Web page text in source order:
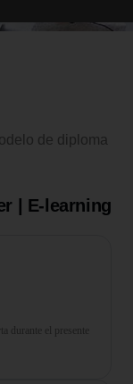
de diploma
| E-learning
durante el presente